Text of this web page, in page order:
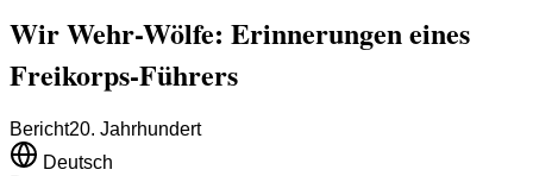
Wir Wehr-Wölfe: Erinnerungen eines
Freikorps-Führers
Bericht20. Jahrhundert
Deutsch